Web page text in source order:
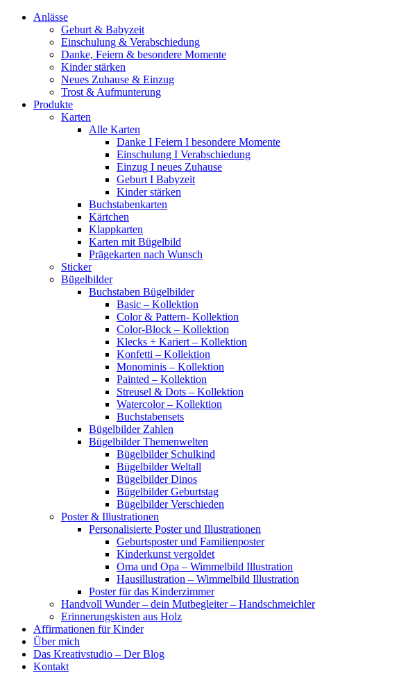
Anlässe
Geburt & Babyzeit
Einschulung & Verabschiedung
Danke, Feiern & besondere Momente
Kinder stärken
Neues Zuhause & Einzug
Trost & Aufmunterung
Produkte
Karten
Alle Karten
Danke I Feiern I besondere Momente
Einschulung I Verabschiedung
Einzug I neues Zuhause
Geburt I Babyzeit
Kinder stärken
Buchstabenkarten
Kärtchen
Klappkarten
Karten mit Bügelbild
Prägekarten nach Wunsch
Sticker
Bügelbilder
Buchstaben Bügelbilder
Basic – Kollektion
Color & Pattern- Kollektion
Color-Block – Kollektion
Klecks + Kariert – Kollektion
Konfetti – Kollektion
Monominis – Kollektion
Painted – Kollektion
Streusel & Dots – Kollektion
Watercolor – Kollektion
Buchstabensets
Bügelbilder Zahlen
Bügelbilder Themenwelten
Bügelbilder Schulkind
Bügelbilder Weltall
Bügelbilder Dinos
Bügelbilder Geburtstag
Bügelbilder Verschieden
Poster & Illustrationen
Personalisierte Poster und Illustrationen
Geburtsposter und Familienposter
Kinderkunst vergoldet
Oma und Opa – Wimmelbild Illustration
Hausillustration – Wimmelbild Illustration
Poster für das Kinderzimmer
Handvoll Wunder – dein Mutbegleiter – Handschmeichler
Erinnerungskisten aus Holz
Affirmationen für Kinder
Über mich
Das Kreativstudio – Der Blog
Kontakt